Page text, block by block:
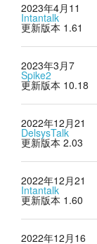
2023年4月11
Intantalk
更新版本 1.61
2023年3月7
Spike2
更新版本 10.18
2022年12月21
DelsysTalk
更新版本 2.03
2022年12月21
Intantalk
更新版本 1.60
2022年12月16